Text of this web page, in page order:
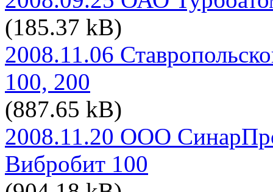
(185.37 kB)
2008.11.06
100, 200
(887.65 kB)
2008.11.20 ООО
Вибробит 100